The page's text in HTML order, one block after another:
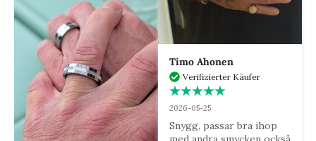
Timo Ahonen
Verifizierter Käufer
2026-05-25
Snygg, passar bra ihop